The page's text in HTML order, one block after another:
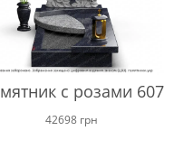
с розами 607
42698 грн